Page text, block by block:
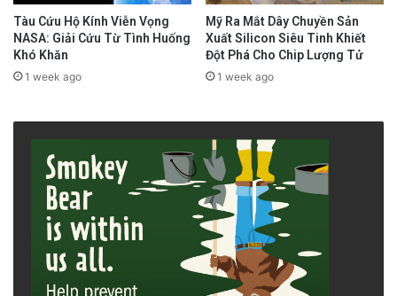
Tàu Cứu Hộ Kính Viễn Vọng
NASA: Giải Cứu Từ Tình Huống
Khó Khăn
1 week ago
Mỹ Ra Mắt Dây Chuyền Sản
Xuất Silicon Siêu Tinh Khiết
Đột Phá Cho Chip Lượng Tử
1 week ago